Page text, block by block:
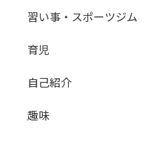
習い事・スポーツジム
育児
自己紹介
趣味